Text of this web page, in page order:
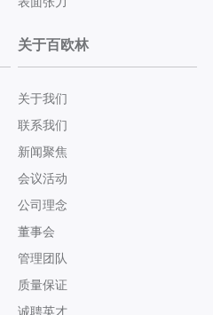
关于百欧林
关于我们
联系我们
新闻聚焦
会议活动
公司理念
董事会
管理团队
质量保证
诚聘英才